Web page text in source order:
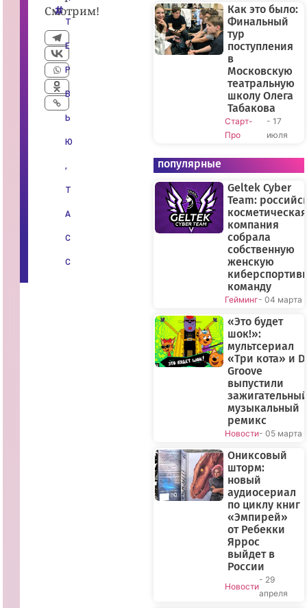
Смотрим!
Т
Е
Р
В
Ь
Ю
,
Т
А
С
С
Как это было:
Финальный
тур
поступления
в
Московскую
театральную
школу Олега
Табакова
Старт-
Про
- 17
июля
популярные
Geltek Cyber
Team:
косметическая
компания
собрала
собственную
женскую
команду
Гейминг- 04 марта
«Это будет
шок!»:
мультсериал
«Три кота» и
Groove
выпустили
музыкальный
ремикс
Новости- 05 марта
Ониксовый
шторм:
новый
аудиосериал
по циклу книг
«Эмпирей»
от Ребекки
Яррос
выйдет в
России
Новости
- 29
апреля